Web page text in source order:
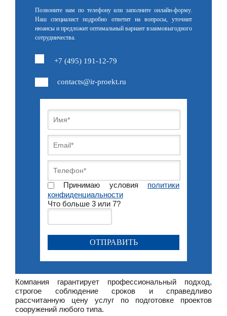
Позвоните нам по телефону или заполните онлайн-форму.
Наш специалист подробно ответит на вопросы, уточнит
нюансы и предложит оптимальный вариант взаимовыгодного
сотрудничества.
+7 (495) 191-12-79
contacts@ir-proekt.ru
Принимаю условия политики
конфиденциальности
Что больше 3 или 7?
Компания гарантирует профессиональный подход,
строгое соблюдение сроков и справедливо
рассчитанную цену услуг по подготовке проектов
сооружений любого типа.